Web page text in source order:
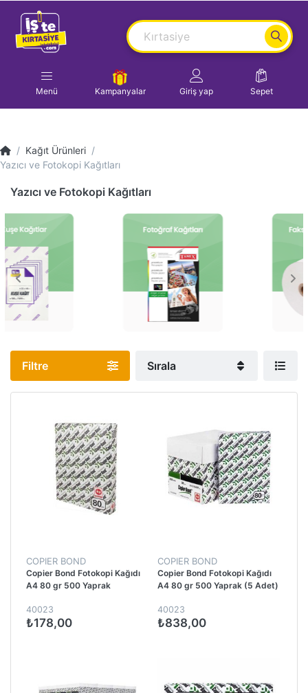
Menü Kampanyalar Giriş yap Sepet
Kağıt Ürünleri
Yazıcı ve Fotokopi Kağıtları
Yazıcı ve Fotokopi Kağıtları
Filtre Sırala
COPIER BOND
Copier Bond Fotokopi Kağıdı
A4 80 gr 500 Yaprak
40023
₺178,00
COPIER BOND
Copier Bond Fotokopi Kağıdı
A4 80 gr 500 Yaprak (5 Adet)
40023
₺838,00